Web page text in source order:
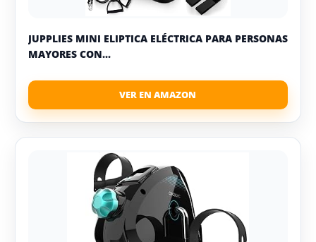
JUPPLIES MINI ELIPTICA ELÉCTRICA PARA PERSONAS
MAYORES CON...